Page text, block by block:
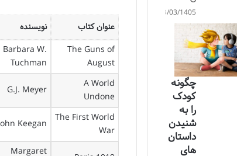
عنوان کتاب نویسنده
The Guns of
August
Barbara W.
Tuchman
A World
Undone
G.J. Meyer
The First World
War
Keegan
Margaret
23/03/1405
چگونه
کودک
را به
شنیدن
داستان‌
های